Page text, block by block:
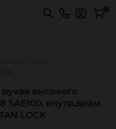
Подробнее 0
высокого
SAE100, внутр.диам.
LOCK